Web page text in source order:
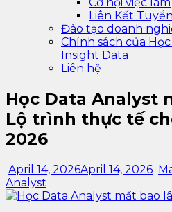
Liên Kết
Đào tạo doanh
Chính sách của
Insight Data
Liên hệ
Học Data Analyst
Lộ trình thực tế
2026
April 14, 2026April 14, 2026
Analyst